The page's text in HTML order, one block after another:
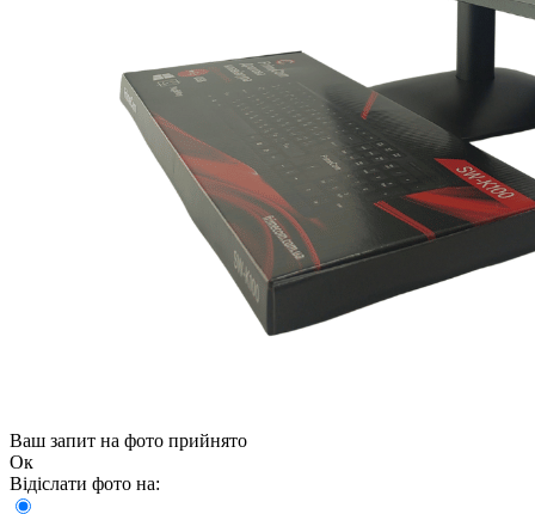
Ваш запит на фото прийнято
Ок
Відіслати фото на: